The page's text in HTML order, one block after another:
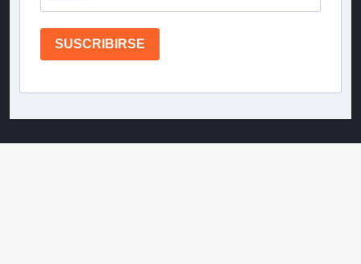
SUSCRIBIRSE